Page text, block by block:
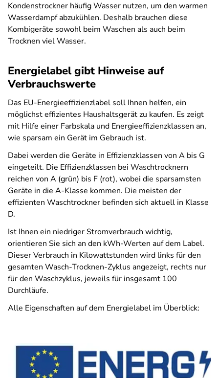
Kondenstrockner häufig Wasser nutzen, um den warmen
Wasserdampf abzukühlen. Deshalb brauchen diese
Kombigeräte sowohl beim Waschen als auch beim
Trocknen viel Wasser.
Energielabel gibt Hinweise auf
Verbrauchswerte
Das EU-Energieeffizienzlabel soll Ihnen helfen, ein
möglichst effizientes Haushaltsgerät zu kaufen. Es zeigt
mit Hilfe einer Farbskala und Energieeffizienzklassen an,
wie sparsam ein Gerät im Gebrauch ist.
Dabei werden die Geräte in Effizienzklassen von A bis G
eingeteilt. Die Effizienzklassen bei Waschtrocknern
reichen von A (grün) bis F (rot), wobei die sparsamsten
Geräte in die A-Klasse kommen. Die meisten der
effizienten Waschtrockner befinden sich aktuell in Klasse
D.
Ist Ihnen ein niedriger Stromverbrauch wichtig,
orientieren Sie sich an den kWh-Werten auf dem Label.
Dieser Verbrauch in Kilowattstunden wird links für den
gesamten Wasch-Trocknen-Zyklus angezeigt, rechts nur
für den Waschzyklus, jeweils für insgesamt 100
Durchläufe.
Alle Eigenschaften auf dem Energielabel im Überblick: